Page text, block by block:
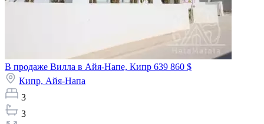
В продаже Вилла в Айя-Напе, Кипр 639 860 $
Кипр, Айя-Напа
3
3